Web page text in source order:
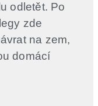
odletět. Po
zde
na zem,
domácí